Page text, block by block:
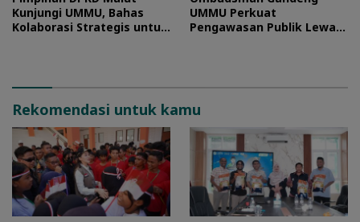
Kunjungi UMMU, Bahas
Kolaborasi Strategis untuk
UMMU Perkuat
Pengawasan Publik Lewat
Rekomendasi untuk kamu